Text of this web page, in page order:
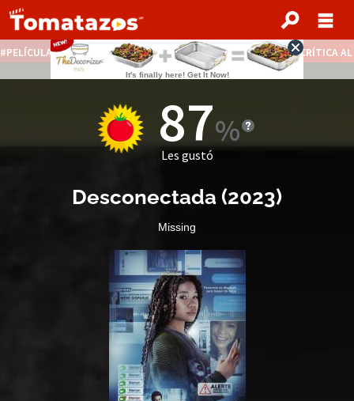
PELÍCULAS STREAMING GRATIS NOTICIAS DESTACADAS CRÍTICA
87
Les gustó
Desconectada (2023)
Missing